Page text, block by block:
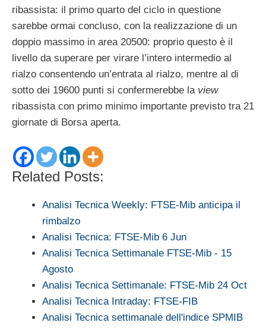
ribassista: il primo quarto del ciclo in questione
sarebbe ormai concluso, con la realizzazione di un
doppio massimo in area 20500: proprio questo è il
livello da superare per virare l’intero intermedio al
rialzo consentendo un’entrata al rialzo, mentre al di
sotto dei 19600 punti si confermerebbe la view
ribassista con primo minimo importante previsto tra 21
giornate di Borsa aperta.
Related Posts:
Analisi Tecnica Weekly: FTSE-Mib anticipa il
rimbalzo
Analisi Tecnica: FTSE-Mib 6 Jun
Analisi Tecnica Settimanale FTSE-Mib - 15
Agosto
Analisi Tecnica Settimanale: FTSE-Mib 24 Oct
Analisi Tecnica Intraday: FTSE-FIB
Analisi Tecnica settimanale dell'indice SPMIB